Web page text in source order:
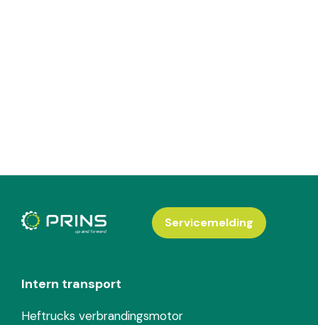
Intern transport
Heftrucks verbrandingsmotor
Servicemelding